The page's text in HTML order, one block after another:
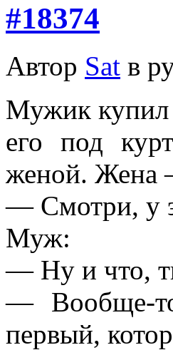
#18374
Автор Sat в
Мужик купил
его под
женой.
— Смотри, у
Муж:
— Ну и что,
— Вообще-
первый,